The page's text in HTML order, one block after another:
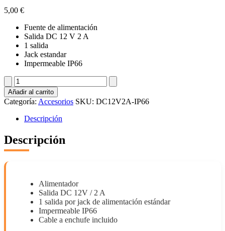
5,00 €
Fuente de alimentación
Salida DC 12 V 2 A
1 salida
Jack estandar
Impermeable IP66
DC12V2A-
IP66
cantidad
Añadir al carrito
Categoría: Accesorios SKU: DC12V2A-IP66
Descripción
Descripción
Alimentador
Salida DC 12V / 2 A
1 salida por jack de alimentación estándar
Impermeable IP66
Cable a enchufe incluido